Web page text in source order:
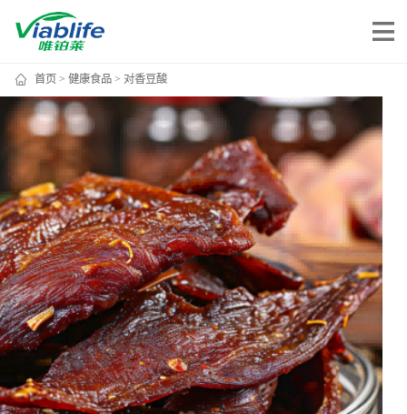
唯铂莱
公司介绍
公司团队
公司动态
加入我们
唯产品
美妆护肤
健康食品
唯创新
首页 > 健康食品> 对香豆酸